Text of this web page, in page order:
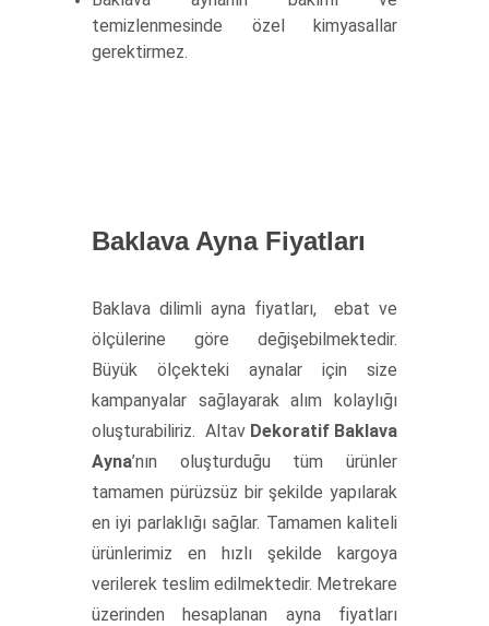
temizlenmesinde özel kimyasallar
gerektirmez.
Baklava Ayna Fiyatları
Baklava dilimli ayna fiyatları, ebat ve
ölçülerine göre değişebilmektedir.
Büyük ölçekteki aynalar için size
kampanyalar sağlayarak alım kolaylığı
oluşturabiliriz. Altav Dekoratif Baklava
Ayna’nın oluşturduğu tüm ürünler
tamamen pürüzsüz bir şekilde yapılarak
en iyi parlaklığı sağlar. Tamamen kaliteli
ürünlerimiz en hızlı şekilde kargoya
verilerek teslim edilmektedir. Metrekare
üzerinden hesaplanan ayna fiyatları